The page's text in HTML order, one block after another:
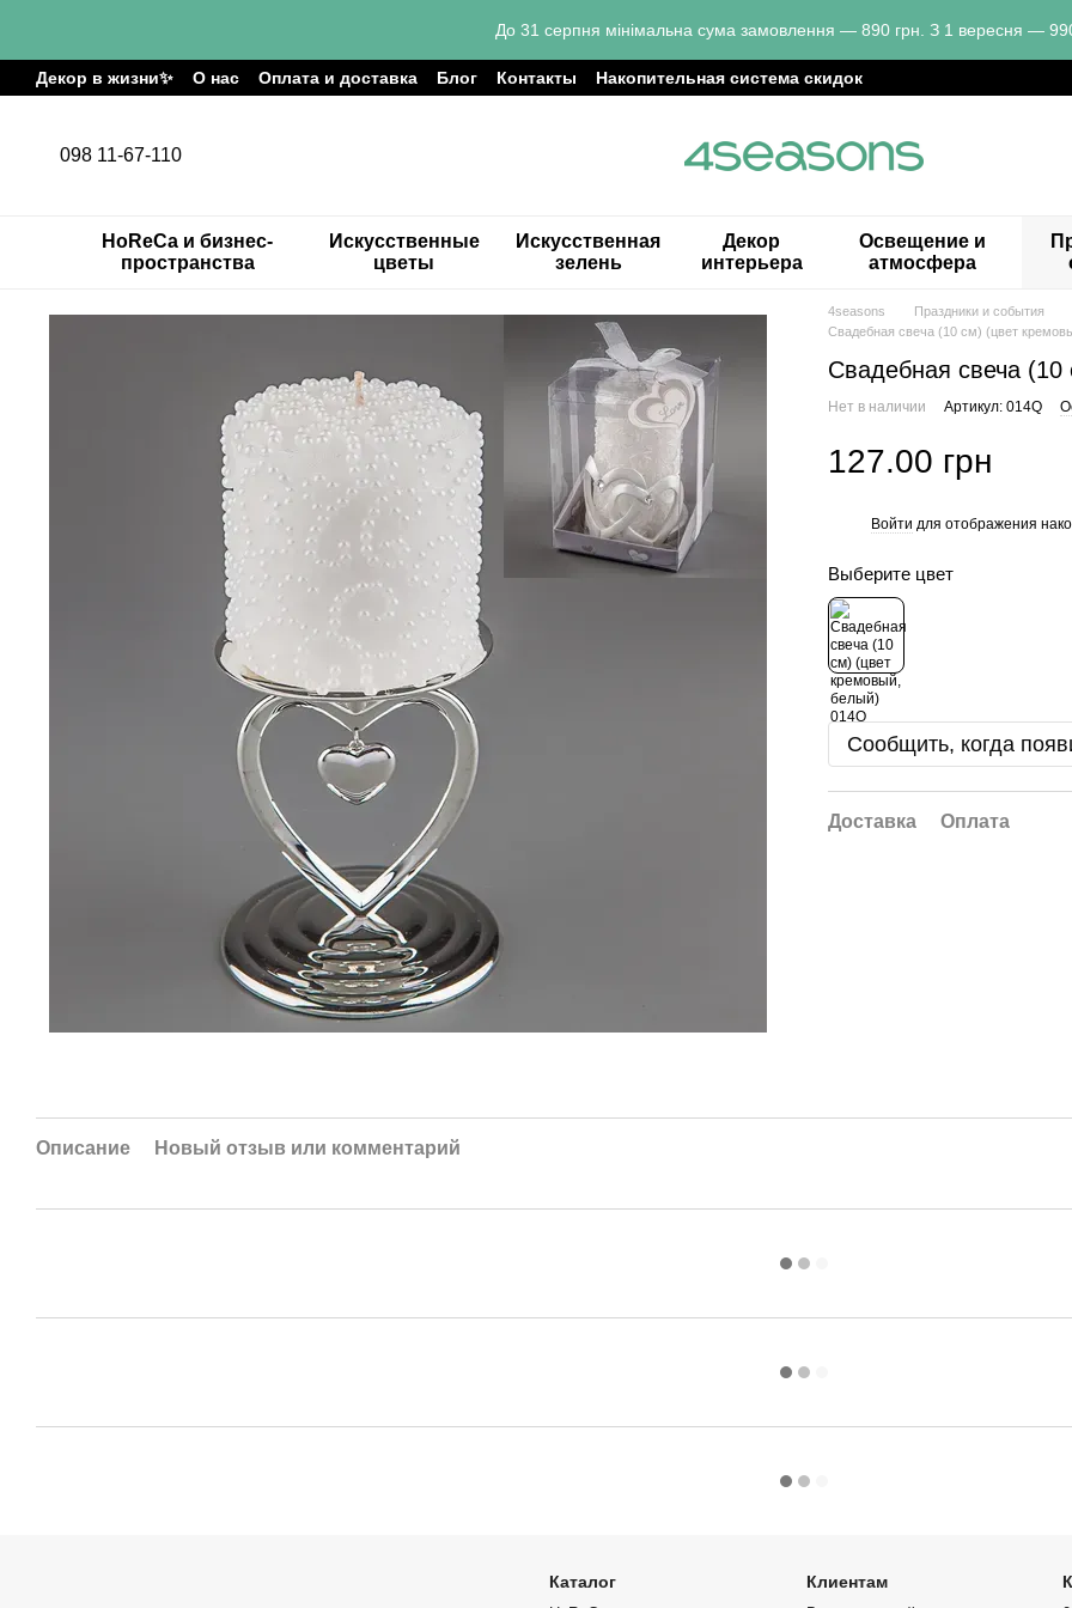
До 31 серпня мінімальна сума замовлення — 890 грн. З 1 вересня —
Декор в жизни✨ О нас Оплата и доставка Блог Контакты Накопительная система скидок
098 11-67-110
HoReCa и бизнес-
пространства
Искусственные
цветы
Искусственная
зелень
Декор
интерьера
Освещение и
атмосфера
4seasons
Праздники и события
Свадебная свеча (10 см) (цвет
Свадебная свеча
Нет в наличии Артикул: 014Q
127.00 грн
Войти для отображения
Выберите цвет
Сообщить, когда
Доставка Оплата
Описание Новый отзыв или комментарий
Каталог Клиентам